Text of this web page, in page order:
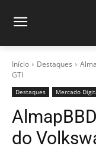
Início Destaques
GTI
Destaques Mercado
do